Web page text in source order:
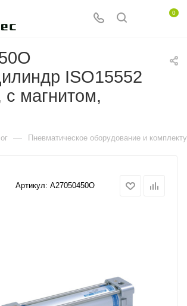
0
ISO15552
с магнитом,
— Пневматическое оборудование и
Артикул: A27050450O